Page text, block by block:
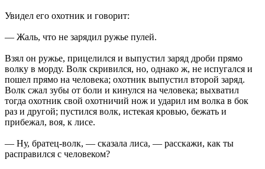
Увидел его охотник и говорит:
— Жаль, что не зарядил ружье пулей.
Взял он ружье, прицелился и выпустил заряд дроби прямо
волку в морду. Волк скривился, но, однако ж, не испугался и
пошел прямо на человека; охотник выпустил второй заряд.
Волк сжал зубы от боли и кинулся на человека; выхватил
тогда охотник свой охотничий нож и ударил им волка в бок
раз и другой; пустился волк, истекая кровью, бежать и
прибежал, воя, к лисе.
— Ну, братец-волк, — сказала лиса, — расскажи, как ты
расправился с человеком?